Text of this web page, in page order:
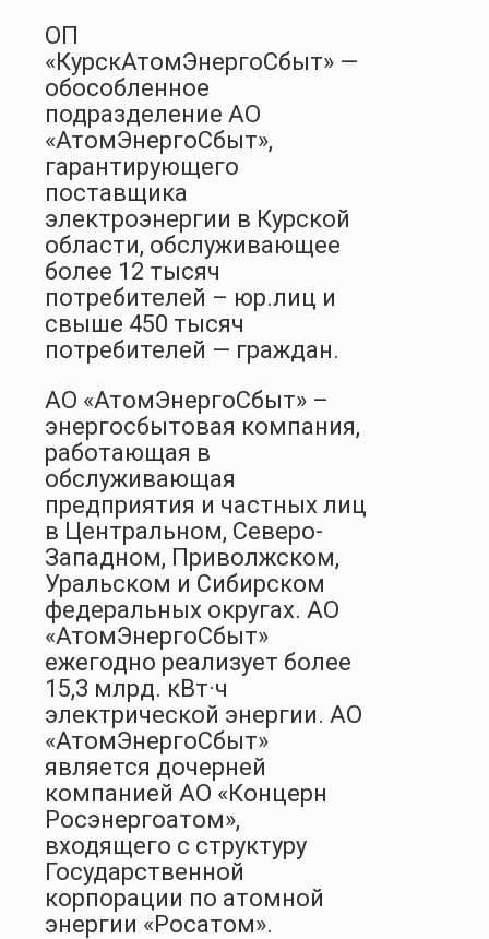
ОП
«КурскАтомЭнергоСбыт» —
обособленное
подразделение АО
«АтомЭнергоСбыт»,
гарантирующего
поставщика
электроэнергии в Курской
области, обслуживающее
более 12 тысяч
потребителей – юр.лиц и
свыше 450 тысяч
потребителей — граждан.
АО «АтомЭнергоСбыт» –
энергосбытовая компания,
работающая в
обслуживающая
предприятия и частных лиц
в Центральном, Северо-
Западном, Приволжском,
Уральском и Сибирском
федеральных округах. АО
«АтомЭнергоСбыт»
ежегодно реализует более
15,3 млрд. кВт·ч
электрической энергии. АО
«АтомЭнергоСбыт»
является дочерней
компанией АО «Концерн
Росэнергоатом»,
входящего с структуру
Государственной
корпорации по атомной
энергии «Росатом».